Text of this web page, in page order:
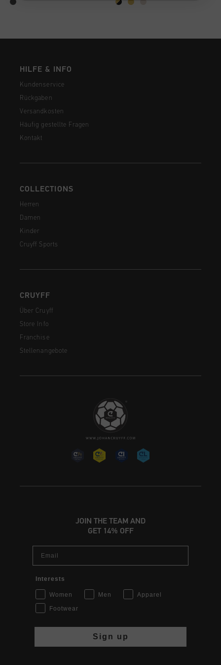
HILFE & INFO
Kundenservice
Rückgaben
Versandkosten
Häufig gestellte Fragen
Kontakt
COLLECTIONS
Herren
Damen
Kinder
Cruyff Sports
CRUYFF
Über Cruyff
Store Info
Franchise
Stellenangebote
JOIN THE TEAM AND
GET 14% OFF
Interests
Women Men
Apparel
Footwear
Sign up